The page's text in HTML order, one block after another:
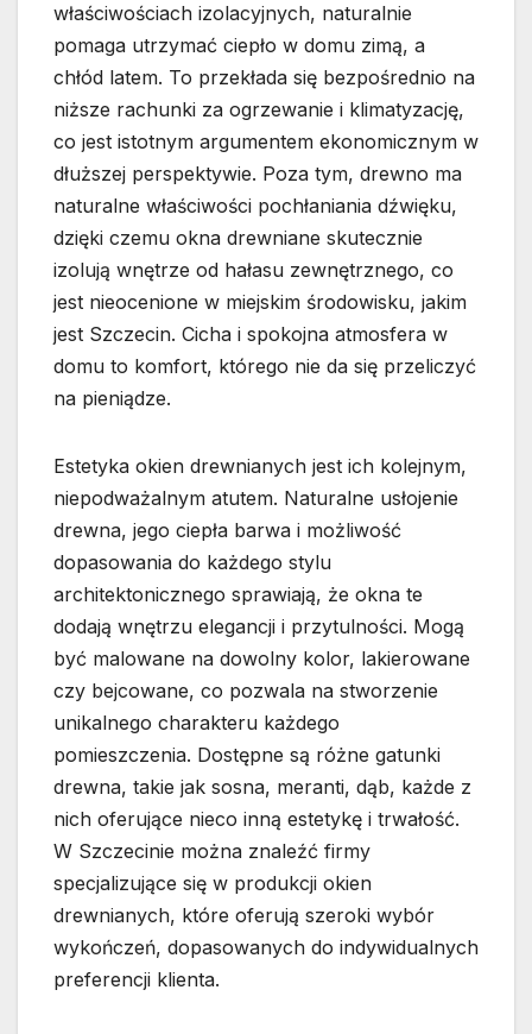
właściwościach izolacyjnych, naturalnie
pomaga utrzymać ciepło w domu zimą, a
chłód latem. To przekłada się bezpośrednio na
niższe rachunki za ogrzewanie i klimatyzację,
co jest istotnym argumentem ekonomicznym w
dłuższej perspektywie. Poza tym, drewno ma
naturalne właściwości pochłaniania dźwięku,
dzięki czemu okna drewniane skutecznie
izolują wnętrze od hałasu zewnętrznego, co
jest nieocenione w miejskim środowisku, jakim
jest Szczecin. Cicha i spokojna atmosfera w
domu to komfort, którego nie da się przeliczyć
na pieniądze.
Estetyka okien drewnianych jest ich kolejnym,
niepodważalnym atutem. Naturalne usłojenie
drewna, jego ciepła barwa i możliwość
dopasowania do każdego stylu
architektonicznego sprawiają, że okna te
dodają wnętrzu elegancji i przytulności. Mogą
być malowane na dowolny kolor, lakierowane
czy bejcowane, co pozwala na stworzenie
unikalnego charakteru każdego
pomieszczenia. Dostępne są różne gatunki
drewna, takie jak sosna, meranti, dąb, każde z
nich oferujące nieco inną estetykę i trwałość.
W Szczecinie można znaleźć firmy
specjalizujące się w produkcji okien
drewnianych, które oferują szeroki wybór
wykończeń, dopasowanych do indywidualnych
preferencji klienta.